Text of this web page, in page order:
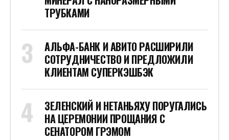
ТРУБКАМИ
АЛЬФА-БАНК И АВИТО РАСШИРИЛИ
СОТРУДНИЧЕСТВО И ПРЕДЛОЖИЛИ
КЛИЕНТАМ СУПЕРКЭШБЭК
ЗЕЛЕНСКИЙ И НЕТАНЬЯХУ ПОРУГАЛИСЬ
НА ЦЕРЕМОНИИ ПРОЩАНИЯ С
СЕНАТОРОМ ГРЭМОМ